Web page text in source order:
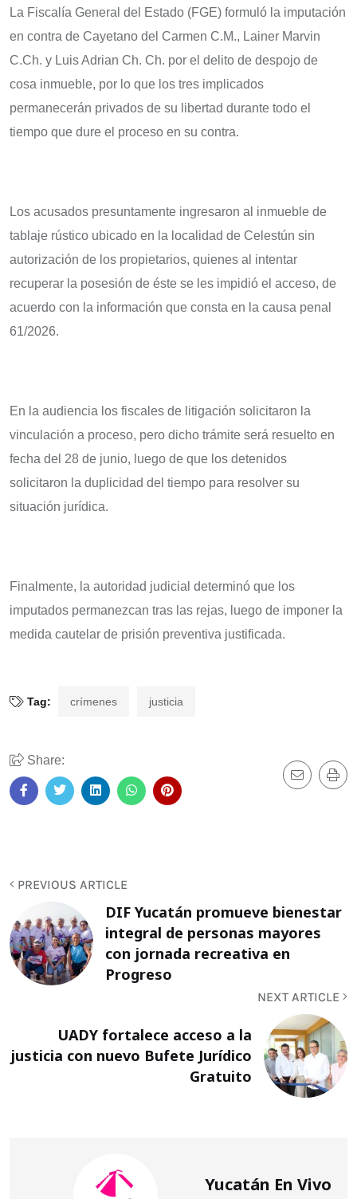
La Fiscalía General del Estado (FGE) formuló la imputación
en contra de Cayetano del Carmen C.M., Lainer Marvin
C.Ch. y Luis Adrian Ch. Ch. por el delito de despojo de
cosa inmueble, por lo que los tres implicados
permanecerán privados de su libertad durante todo el
tiempo que dure el proceso en su contra.
Los acusados presuntamente ingresaron al inmueble de
tablaje rústico ubicado en la localidad de Celestún sin
autorización de los propietarios, quienes al intentar
recuperar la posesión de éste se les impidió el acceso, de
acuerdo con la información que consta en la causa penal
61/2026.
En la audiencia los fiscales de litigación solicitaron la
vinculación a proceso, pero dicho trámite será resuelto en
fecha del 28 de junio, luego de que los detenidos
solicitaron la duplicidad del tiempo para resolver su
situación jurídica.
Finalmente, la autoridad judicial determinó que los
imputados permanezcan tras las rejas, luego de imponer la
medida cautelar de prisión preventiva justificada.
Tag: crímenes justicia
Share:
PREVIOUS ARTICLE
DIF Yucatán promueve bienestar
integral de personas mayores
con jornada recreativa en
Progreso
NEXT ARTICLE
UADY fortalece acceso a la
justicia con nuevo Bufete Jurídico
Gratuito
Yucatán En Vivo